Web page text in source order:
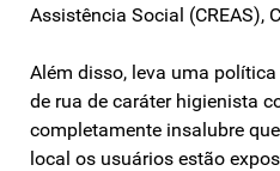
Assistência Social (CREAS),
Além disso, leva uma
de rua de caráter higienista
completamente insalubre
local os usuários estão